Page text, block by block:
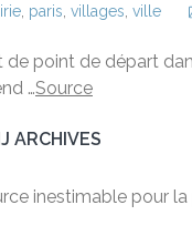
paris villages ville
point de départ
…Source
ARCHIVES
inestimable pour